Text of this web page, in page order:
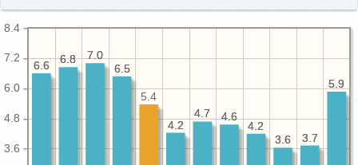
3.6
4.8
6.0
7.2
8.4
5.9
3.7
3.6
4.2
4.6
4.7
4.2
6.5
7.0
6.8
6.6
5.9
3.7
3.6
4.2
4.6
4.7
4.2
5.4
6.5
7.0
6.8
6.6